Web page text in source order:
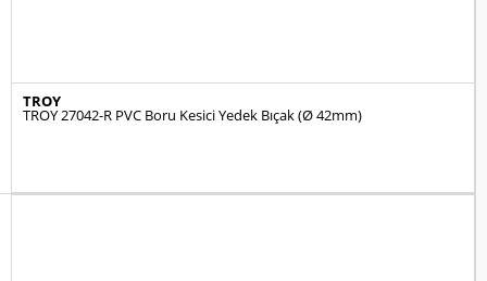
TROY
TROY 27042-R PVC Boru Kesici Yedek Bıçak (Ø 42mm)